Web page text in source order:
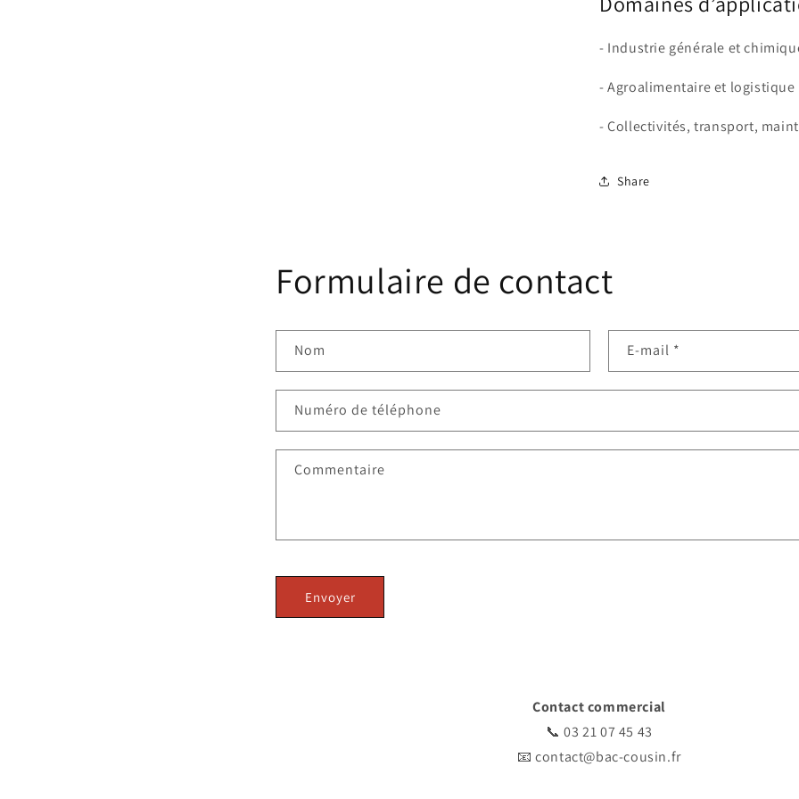
- Industrie générale et
- Agroalimentaire et logistique
- Collectivités, transport,
Share
Formulaire de contact
Nom E-mail *
Numéro de téléphone
Commentaire
Envoyer
Contact commercial
📞03 21 07 45 43
📧contact@bac-cousin.fr